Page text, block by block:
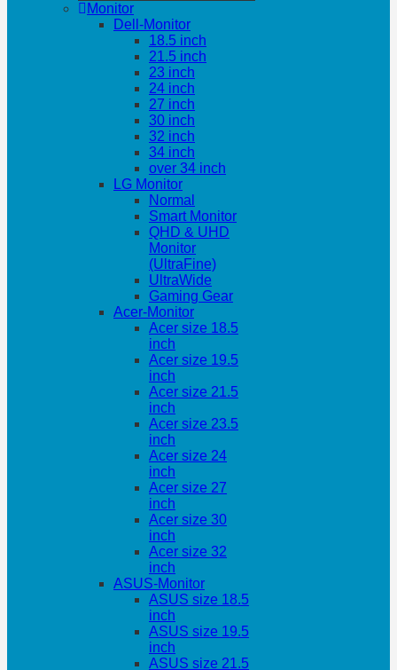
Monitor
Dell-Monitor
18.5 inch
21.5 inch
23 inch
24 inch
27 inch
30 inch
32 inch
34 inch
over 34 inch
LG Monitor
Normal
Smart Monitor
QHD & UHD
Monitor
(UltraFine)
UltraWide
Gaming Gear
Acer-Monitor
Acer size 18.5
inch
Acer size 19.5
inch
Acer size 21.5
inch
Acer size 23.5
inch
Acer size 24
inch
Acer size 27
inch
Acer size 30
inch
Acer size 32
inch
ASUS-Monitor
ASUS size 18.5
inch
ASUS size 19.5
inch
ASUS size 21.5